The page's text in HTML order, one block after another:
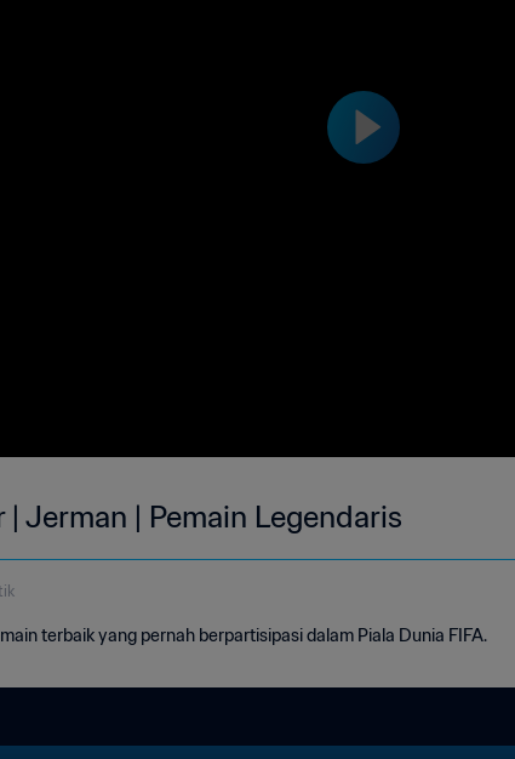
Jerman | Pemain Legendaris
terbaik yang pernah berpartisipasi dalam Piala Dunia FIFA.